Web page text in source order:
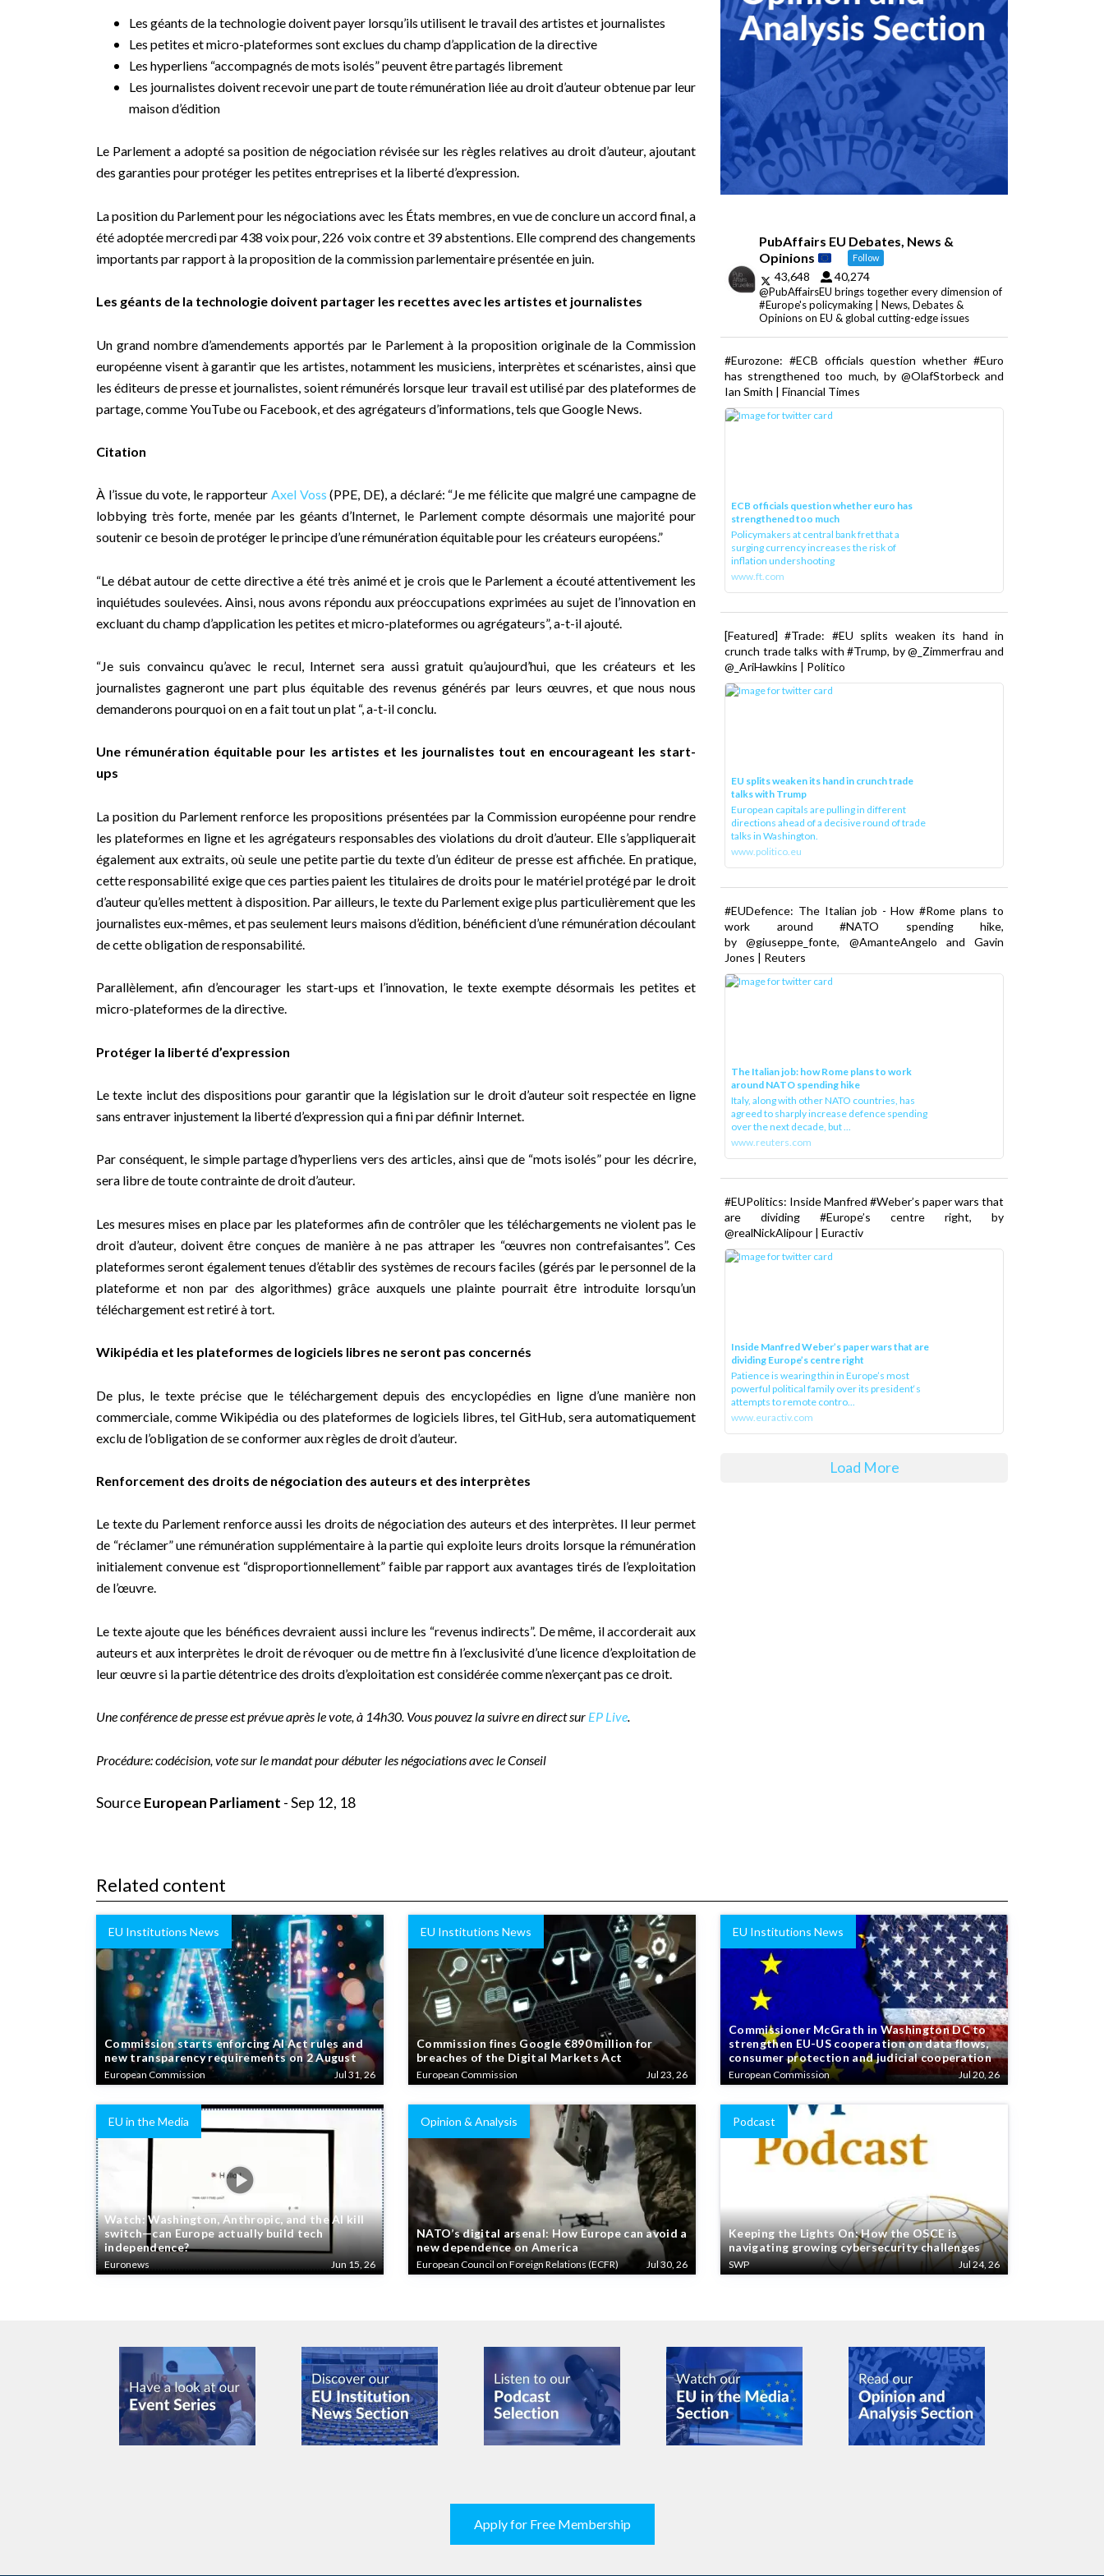
Les géants de la technologie doivent payer lorsqu’ils utilisent le travail des artistes et journalistes
Les petites et micro-plateformes sont exclues du champ d’application de la directive
Les hyperliens “accompagnés de mots isolés” peuvent être partagés librement
Les journalistes doivent recevoir une part de toute rémunération liée au droit d’auteur obtenue par leur
maison d’édition
Le Parlement a adopté sa position de négociation révisée sur les règles relatives au droit d’auteur, ajoutant
des garanties pour protéger les petites entreprises et la liberté d’expression.
La position du Parlement pour les négociations avec les États membres, en vue de conclure un accord final, a
été adoptée mercredi par 438 voix pour, 226 voix contre et 39 abstentions. Elle comprend des changements
importants par rapport à la proposition de la commission parlementaire présentée en juin.
Les géants de la technologie doivent partager les recettes avec les artistes et journalistes
Un grand nombre d’amendements apportés par le Parlement à la proposition originale de la Commission
européenne visent à garantir que les artistes, notamment les musiciens, interprètes et scénaristes, ainsi que
les éditeurs de presse et journalistes, soient rémunérés lorsque leur travail est utilisé par des plateformes de
partage, comme YouTube ou Facebook, et des agrégateurs d’informations, tels que Google News.
Citation
À l’issue du vote, le rapporteur Axel Voss (PPE, DE), a déclaré: “Je me félicite que malgré une campagne de
lobbying très forte, menée par les géants d’Internet, le Parlement compte désormais une majorité pour
soutenir ce besoin de protéger le principe d’une rémunération équitable pour les créateurs européens.”
“Le débat autour de cette directive a été très animé et je crois que le Parlement a écouté attentivement les
inquiétudes soulevées. Ainsi, nous avons répondu aux préoccupations exprimées au sujet de l’innovation en
excluant du champ d’application les petites et micro-plateformes ou agrégateurs”, a-t-il ajouté.
“Je suis convaincu qu’avec le recul, Internet sera aussi gratuit qu’aujourd’hui, que les créateurs et les
journalistes gagneront une part plus équitable des revenus générés par leurs œuvres, et que nous nous
demanderons pourquoi on en a fait tout un plat “, a-t-il conclu.
Une rémunération équitable pour les artistes et les journalistes tout en encourageant les start-
ups
La position du Parlement renforce les propositions présentées par la Commission européenne pour rendre
les plateformes en ligne et les agrégateurs responsables des violations du droit d’auteur. Elle s’appliquerait
également aux extraits, où seule une petite partie du texte d’un éditeur de presse est affichée. En pratique,
cette responsabilité exige que ces parties paient les titulaires de droits pour le matériel protégé par le droit
d’auteur qu’elles mettent à disposition. Par ailleurs, le texte du Parlement exige plus particulièrement que les
journalistes eux-mêmes, et pas seulement leurs maisons d’édition, bénéficient d’une rémunération découlant
de cette obligation de responsabilité.
Parallèlement, afin d’encourager les start-ups et l’innovation, le texte exempte désormais les petites et
micro-plateformes de la directive.
Protéger la liberté d’expression
Le texte inclut des dispositions pour garantir que la législation sur le droit d’auteur soit respectée en ligne
sans entraver injustement la liberté d’expression qui a fini par définir Internet.
Par conséquent, le simple partage d’hyperliens vers des articles, ainsi que de “mots isolés” pour les décrire,
sera libre de toute contrainte de droit d’auteur.
Les mesures mises en place par les plateformes afin de contrôler que les téléchargements ne violent pas le
droit d’auteur, doivent être conçues de manière à ne pas attraper les “œuvres non contrefaisantes”. Ces
plateformes seront également tenues d’établir des systèmes de recours faciles (gérés par le personnel de la
plateforme et non par des algorithmes) grâce auxquels une plainte pourrait être introduite lorsqu’un
téléchargement est retiré à tort.
Wikipédia et les plateformes de logiciels libres ne seront pas concernés
De plus, le texte précise que le téléchargement depuis des encyclopédies en ligne d’une manière non
commerciale, comme Wikipédia ou des plateformes de logiciels libres, tel GitHub, sera automatiquement
exclu de l’obligation de se conformer aux règles de droit d’auteur.
Renforcement des droits de négociation des auteurs et des interprètes
Le texte du Parlement renforce aussi les droits de négociation des auteurs et des interprètes. Il leur permet
de “réclamer” une rémunération supplémentaire à la partie qui exploite leurs droits lorsque la rémunération
initialement convenue est “disproportionnellement” faible par rapport aux avantages tirés de l’exploitation
de l’œuvre.
Le texte ajoute que les bénéfices devraient aussi inclure les “revenus indirects”. De même, il accorderait aux
auteurs et aux interprètes le droit de révoquer ou de mettre fin à l’exclusivité d’une licence d’exploitation de
leur œuvre si la partie détentrice des droits d’exploitation est considérée comme n’exerçant pas ce droit.
Une conférence de presse est prévue après le vote, à 14h30. Vous pouvez la suivre en direct sur EP Live.
Procédure: codécision, vote sur le mandat pour débuter les négociations avec le Conseil
Source European Parliament - Sep 12, 18
PubAffairs EU Debates, News &
Opinions
Follow
43,648 40,274
@PubAffairsEU brings together every dimension of
#Europe's policymaking | News, Debates &
Opinions on EU & global cutting-edge issues
#Eurozone: #ECB officials question whether #Euro
has strengthened too much, by @OlafStorbeck and
Ian Smith | Financial Times
ECB officials question whether euro has
strengthened too much
Policymakers at central bank fret that a
surging currency increases the risk of
inflation undershooting
www.ft.com
[Featured] #Trade: #EU splits weaken its hand in
crunch trade talks with #Trump, by @_Zimmerfrau and
@_AriHawkins | Politico
EU splits weaken its hand in crunch trade
talks with Trump
European capitals are pulling in different
directions ahead of a decisive round of trade
talks in Washington.
www.politico.eu
#EUDefence: The Italian job - How #Rome plans to
work around #NATO spending hike,
by @giuseppe_fonte, @AmanteAngelo and Gavin
Jones | Reuters
The Italian job: how Rome plans to work
around NATO spending hike
Italy, along with other NATO countries, has
agreed to sharply increase defence spending
over the next decade, but ...
www.reuters.com
#EUPolitics: Inside Manfred #Weber’s paper wars that
are dividing #Europe’s centre right, by
@realNickAlipour | Euractiv
Inside Manfred Weber’s paper wars that are
dividing Europe’s centre right
Patience is wearing thin in Europe’s most
powerful political family over its president‘s
attempts to remote contro...
www.euractiv.com
Load More
Related content
EU Institutions News
Commission starts enforcing AI Act rules and
new transparency requirements on 2 August
European Commission Jul 31, 26
EU Institutions News
Commission fines Google €890 million for
breaches of the Digital Markets Act
European Commission Jul 23, 26
EU Institutions News
Commissioner McGrath in Washington DC to
strengthen EU-US cooperation on data flows,
consumer protection and judicial cooperation
European Commission Jul 20, 26
EU in the Media
Watch: Washington, Anthropic, and the AI kill
switch—can Europe actually build tech
independence?
Euronews Jun 15, 26
Opinion & Analysis
NATO’s digital arsenal: How Europe can avoid a
new dependence on America
European Council on Foreign Relations (ECFR) Jul 30, 26
Podcast
Keeping the Lights On: How the OSCE is
navigating growing cybersecurity challenges
SWP Jul 24, 26
Apply for Free Membership